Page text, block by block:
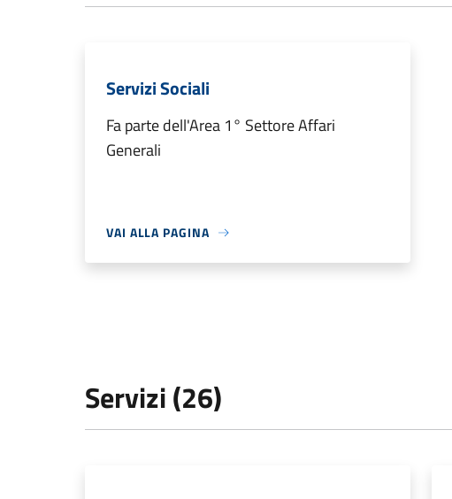
Servizi Sociali
Fa parte dell'Area 1° Settore Affari
Generali
VAI ALLA PAGINA
Servizi (26)